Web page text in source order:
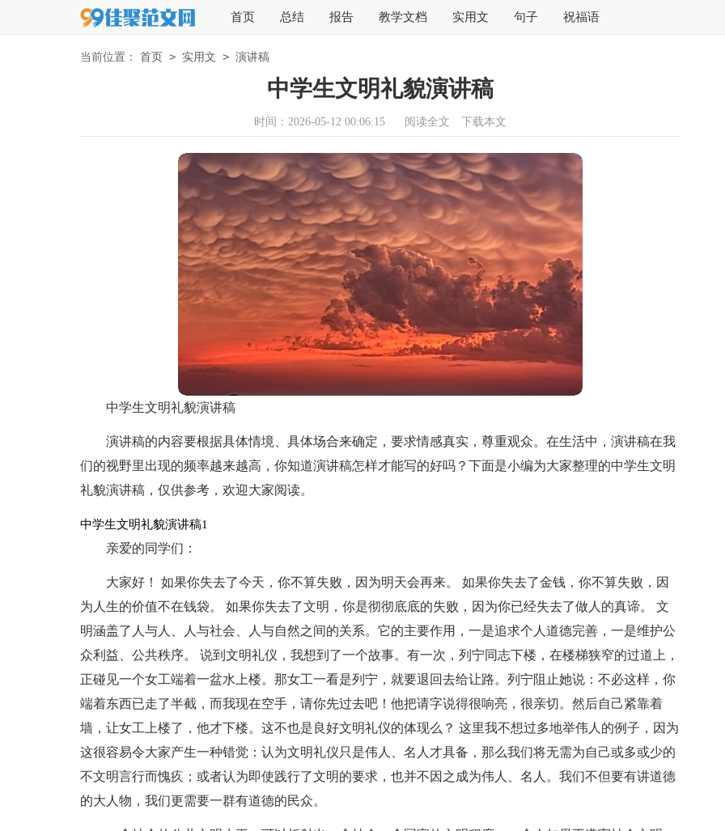
首页 总结 报告 教学文档 实用文 句子 祝福语
当前位置： 首页 > 实用文 > 演讲稿
中学生文明礼貌演讲稿
时间：2026-05-12 00:06:15 阅读全文 下载本文
中学生文明礼貌演讲稿
演讲稿的内容要根据具体情境、具体场合来确定，要求情感真实，尊重观众。在生活中，演讲稿在我
们的视野里出现的频率越来越高，你知道演讲稿怎样才能写的好吗？下面是小编为大家整理的中学生文明
礼貌演讲稿，仅供参考，欢迎大家阅读。
中学生文明礼貌演讲稿1
亲爱的同学们：
大家好！ 如果你失去了今天，你不算失败，因为明天会再来。 如果你失去了金钱，你不算失败，因
为人生的价值不在钱袋。 如果你失去了文明，你是彻彻底底的失败，因为你已经失去了做人的真谛。 文
明涵盖了人与人、人与社会、人与自然之间的关系。它的主要作用，一是追求个人道德完善，一是维护公
众利益、公共秩序。 说到文明礼仪，我想到了一个故事。有一次，列宁同志下楼，在楼梯狭窄的过道上，
正碰见一个女工端着一盆水上楼。那女工一看是列宁，就要退回去给让路。列宁阻止她说：不必这样，你
端着东西已走了半截，而我现在空手，请你先过去吧！他把请字说得很响亮，很亲切。然后自己紧靠着
墙，让女工上楼了，他才下楼。这不也是良好文明礼仪的体现么？ 这里我不想过多地举伟人的例子，因为
这很容易令大家产生一种错觉：认为文明礼仪只是伟人、名人才具备，那么我们将无需为自己或多或少的
不文明言行而愧疚；或者认为即使践行了文明的要求，也并不因之成为伟人、名人。我们不但要有讲道德
的大人物，我们更需要一群有道德的民众。